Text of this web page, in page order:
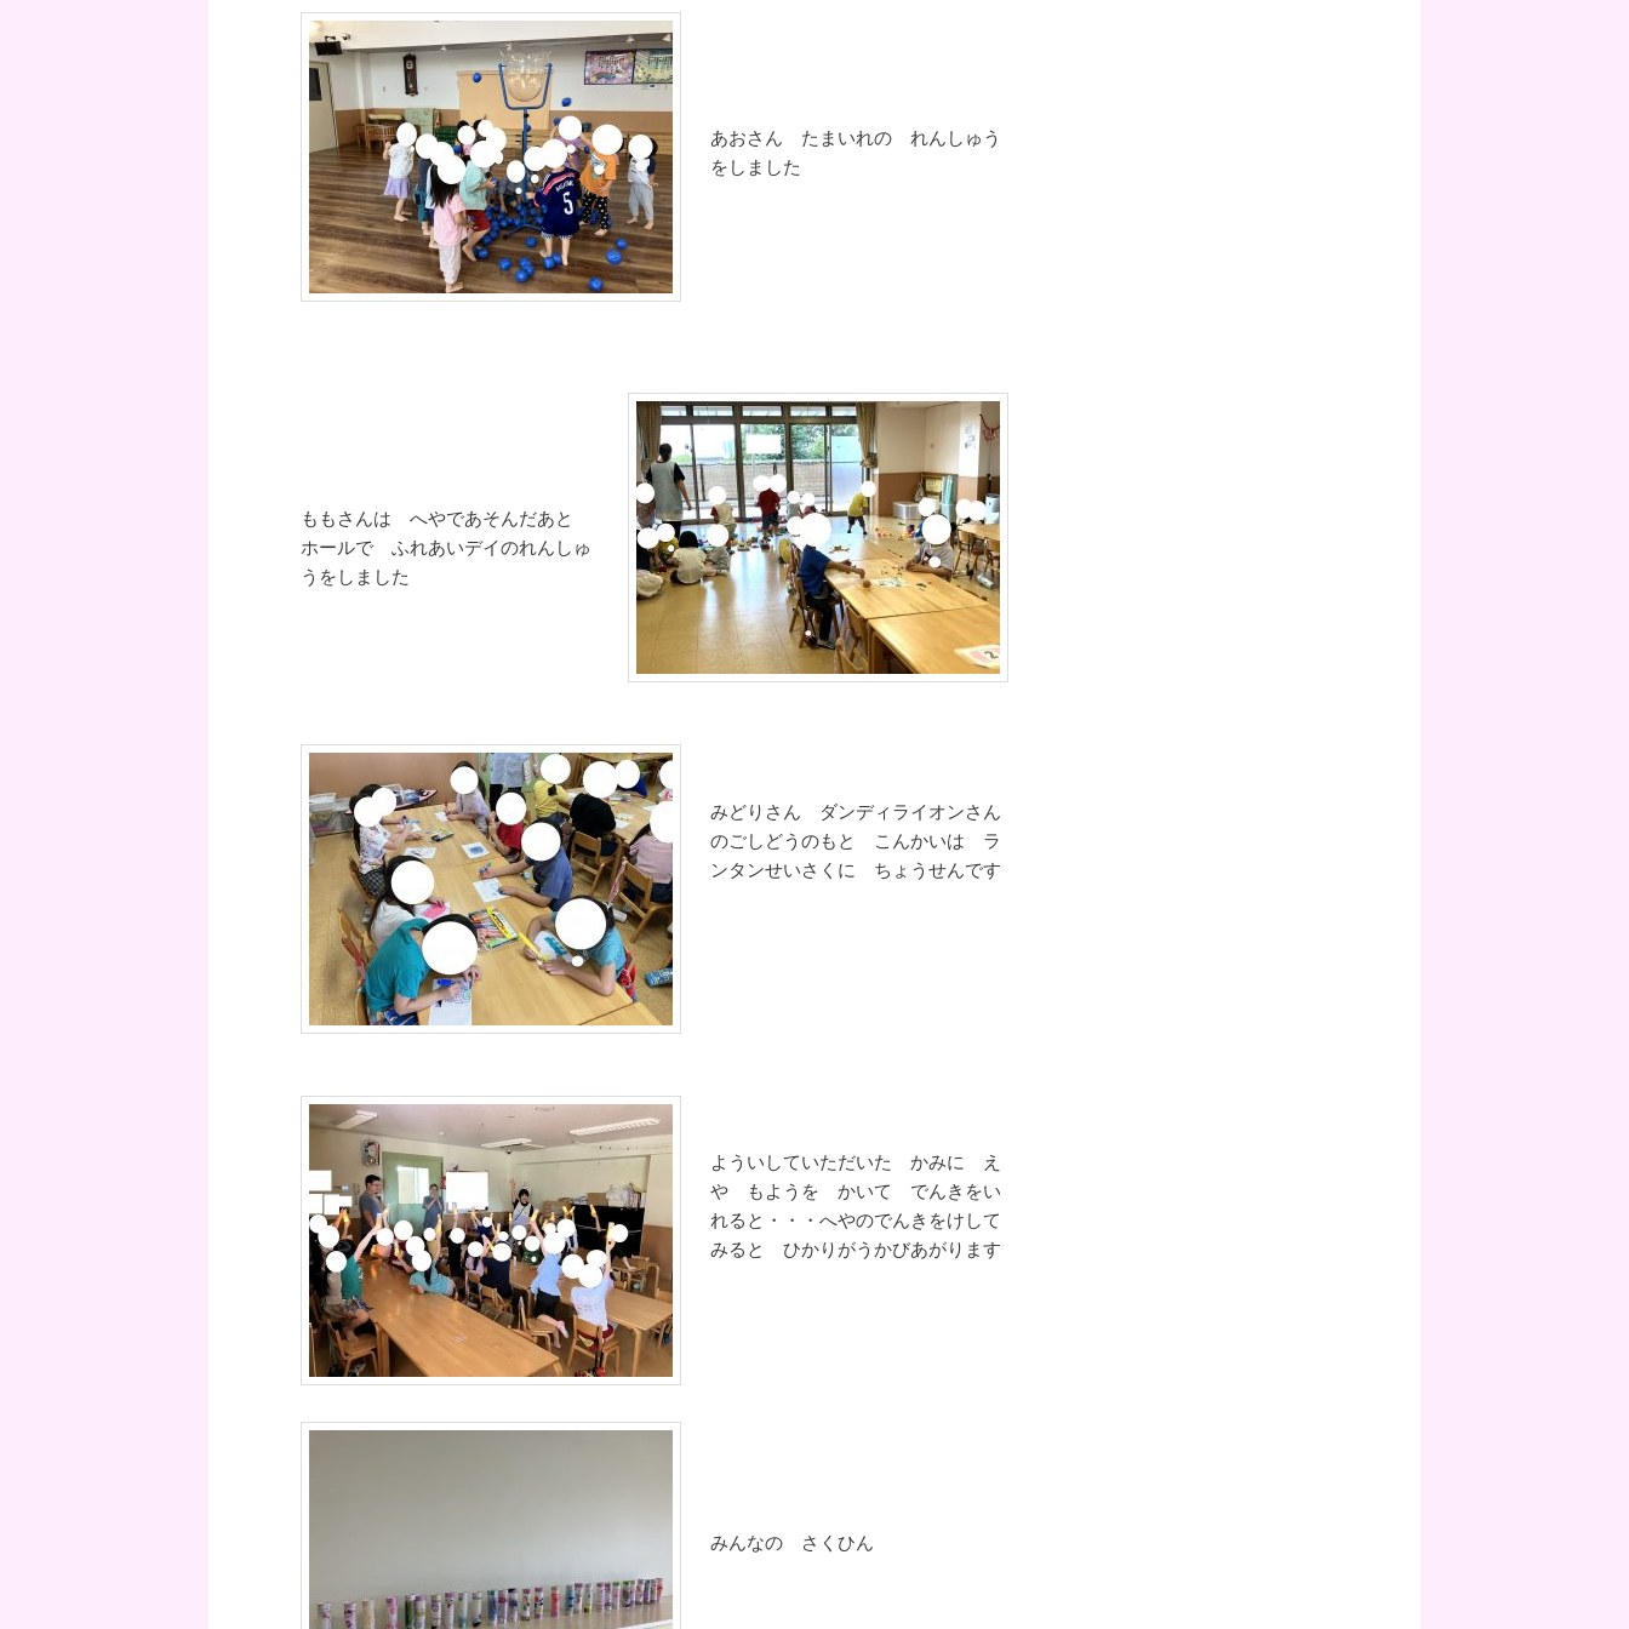
あおさん たまいれの れんしゅう
をしました
ももさんは へやであそんだあと
ホールで ふれあいデイのれんしゅ
うをしました
みどりさん ダンディライオンさん
のごしどうのもと こんかいは ラ
ンタンせいさくに ちょうせんです
よういしていただいた かみに え
や もようを かいて でんきをい
れると・・・へやのでんきをけして
みると ひかりがうかびあがります
みんなの さくひん